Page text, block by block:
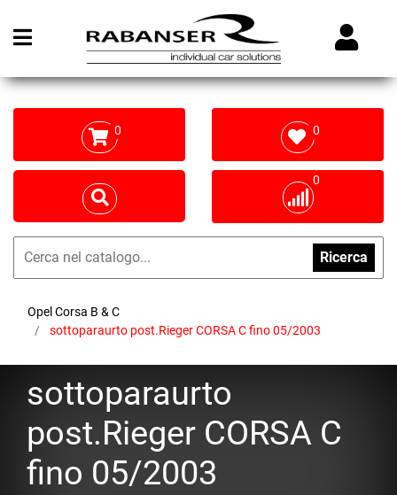
Open menu
0 0
0
Ricerca
Opel Corsa B & C
sottoparaurto post.Rieger CORSA C fino 05/2003
sottoparaurto
post.Rieger CORSA C
fino 05/2003